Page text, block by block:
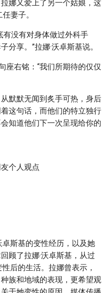
娜又爱上了另一个姑娘，这
妻子。
有没有对身体做过外科手
分享。”拉娜·沃卓斯基说。
座右铭：“我们所期待的仅仅
默默无闻到炙手可热，身后
这句话，而他们的特立独行
知道他们下一次呈现给你的
个人观点
卓斯基的变性经历，以及她
顾了拉娜·沃卓斯基，从过
后的生活。拉娜曾表示，
族和地域的表现，更希望观